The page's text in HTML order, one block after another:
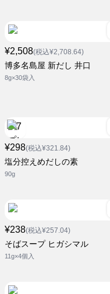
¥2,508(税込¥2,708.64)
博多名島屋 新だし 井口
8g×30袋入
¥298(税込¥321.84)
塩分控えめだしの素
90g
¥238(税込¥257.04)
そばスープ ヒガシマル
11g×4個入